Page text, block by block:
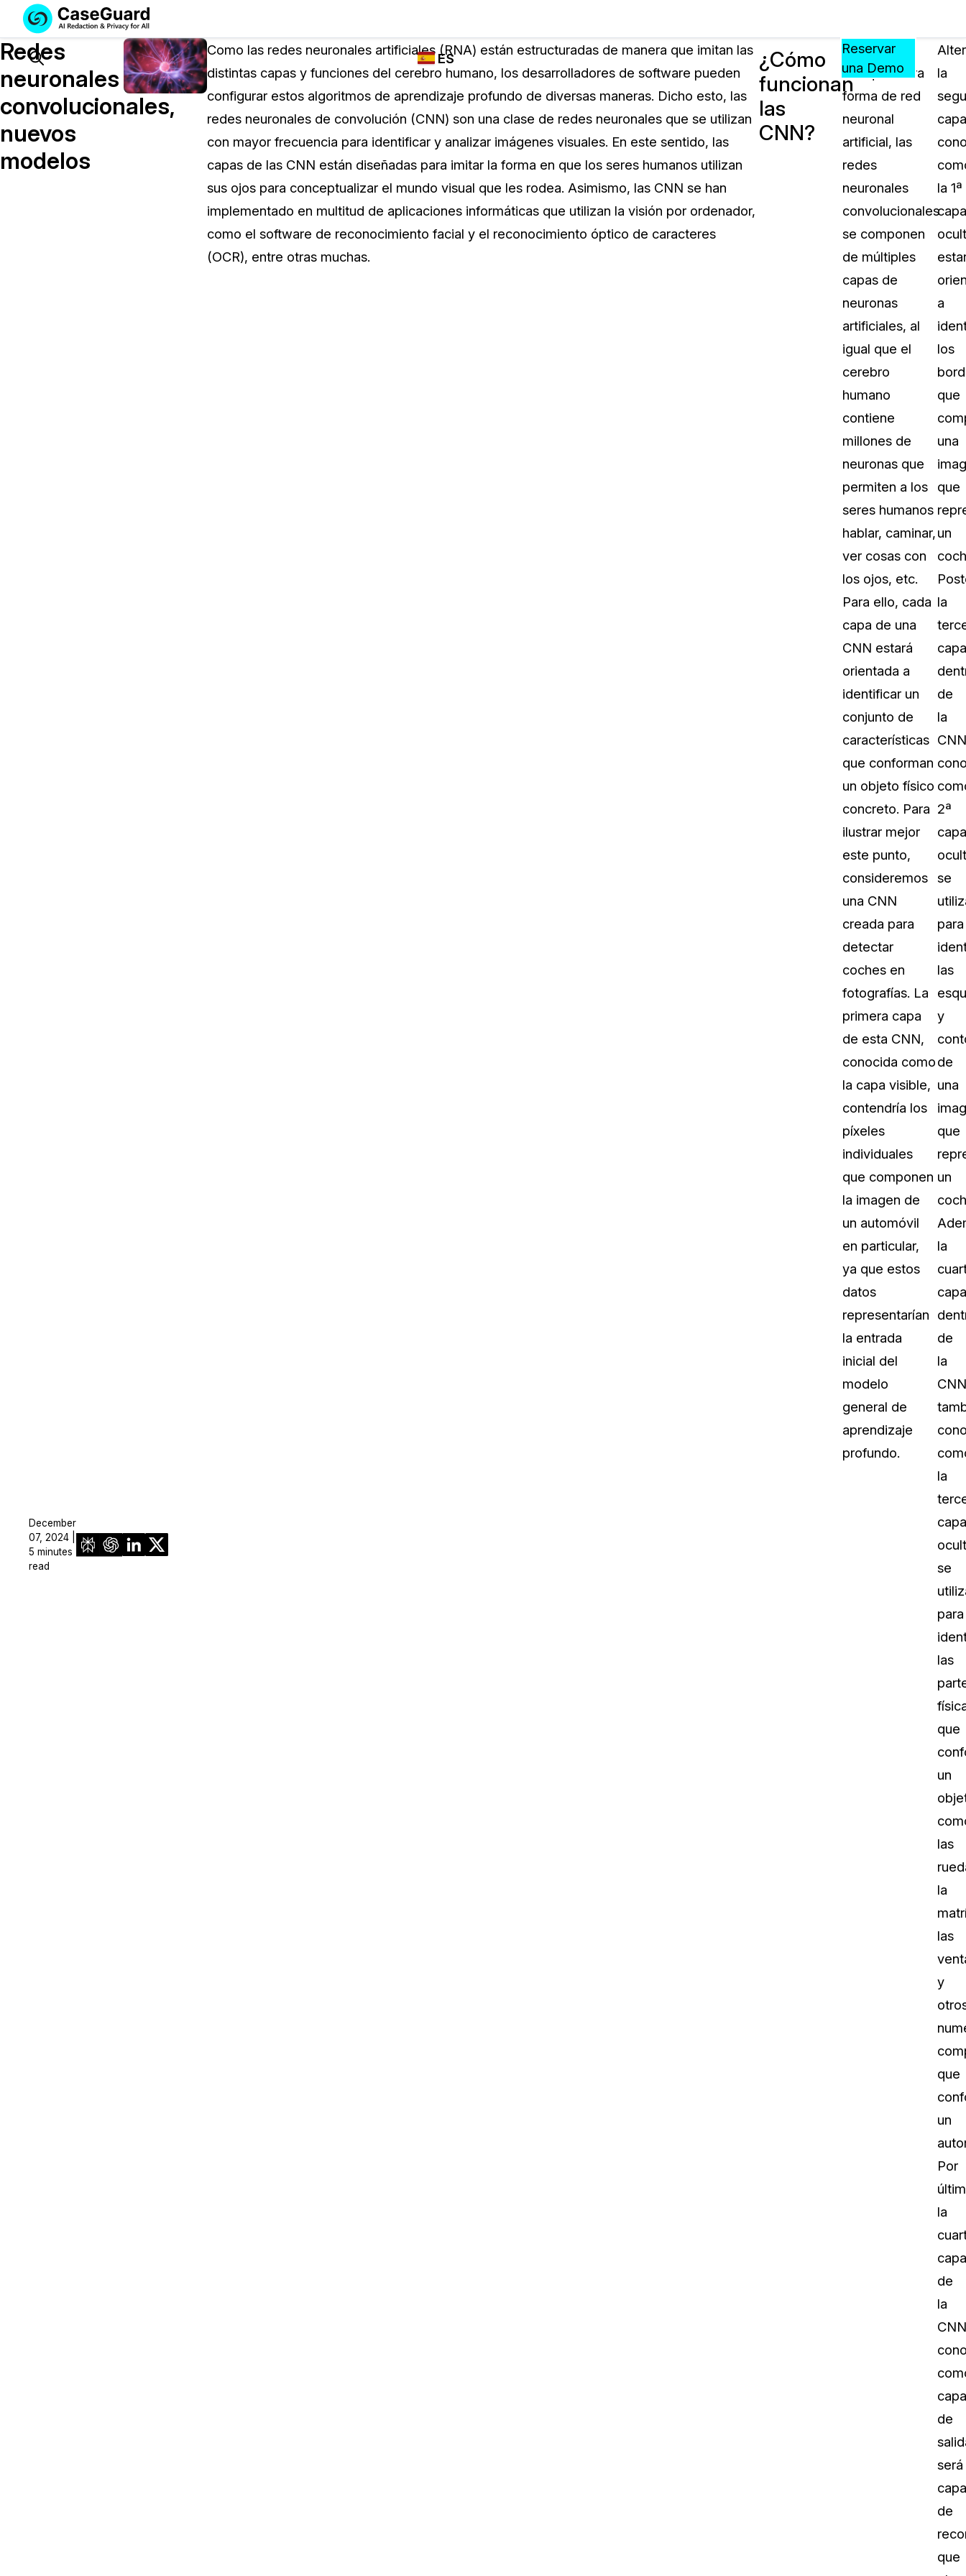
Servicios
SUSCRÍBASE
A
CASEGUARD
STUDIO
O
Licencia de CaseGuard Studio
Soluciones
FUNCIONES DE
TRANSCRIPCIÓN
Y TRADUCCIÓN
DE CASEGUARD
Redacción de vídeos
de notas y más con un solo clic desde una
cantidad ilimitada de videos
Redacción de documentos
Industrias
¿QUIÉN
CASEGUARD?
Transportación
La Atención Médica
PreciosRecursos
APRENDA,
CONECTE
Y
CREZCA
CASEGUARD
Preguntas Frecuentes
CaseGuard
Artículos
Redacte archivos de video con
algoritmo mejorado
Casos Practicos
sus necesidades de redacción
Centro de Ayuda
Obtenga respuestas a sus
CaseGuard
Videoteca
CaseGuard. Práctica nuevas
aprender
Recomendaciones
Historias sobre cómo nuestros
utilizan CaseGuard studio a diario
Más información sobre
Trabaja con nosotros
Únase a nuestro equipo y
construir el futuro de la redacción
Póngase en contacto con
Eventos
Search
ES
Español
Reservar
una Demo
Redes
neuronales
convolucionales,
nuevos
modelos
December
07, 2024 |
5 minutes
read
Como las redes neuronales artificiales (RNA) están estructuradas de manera que imitan las
distintas capas y funciones del cerebro humano, los desarrolladores de software pueden
configurar estos algoritmos de aprendizaje profundo de diversas maneras. Dicho esto, las
redes neuronales de convolución (CNN) son una clase de redes neuronales que se utilizan
con mayor frecuencia para identificar y analizar imágenes visuales. En este sentido, las
capas de las CNN están diseñadas para imitar la forma en que los seres humanos utilizan
sus ojos para conceptualizar el mundo visual que les rodea. Asimismo, las CNN se han
implementado en multitud de aplicaciones informáticas que utilizan la visión por ordenador,
como el software de reconocimiento facial y el reconocimiento óptico de caracteres
(OCR), entre otras muchas.
¿Cómo
funcionan
las
CNN?
Como
cualquier otra
forma de red
neuronal
artificial, las
redes
neuronales
convolucionales
se componen
de múltiples
capas de
neuronas
artificiales, al
igual que el
cerebro
humano
contiene
millones de
neuronas que
permiten a los
seres humanos
hablar, caminar,
ver cosas con
los ojos, etc.
Para ello, cada
capa de una
CNN estará
orientada a
identificar un
conjunto de
características
que conforman
un objeto físico
concreto. Para
ilustrar mejor
este punto,
consideremos
una CNN
creada para
detectar
coches en
fotografías. La
primera capa
de esta CNN,
conocida como
la capa visible,
contendría los
píxeles
individuales
que componen
la imagen de
un automóvil
en particular,
ya que estos
datos
representarían
la entrada
inicial del
modelo
general de
aprendizaje
profundo.
la
la 1ª
capa
a
los
que
una
que
un
la
capa
de
la
2ª
capa
se
para
las
y
de
una
que
un
la
capa
de
la
la
capa
se
para
las
que
un
las
la
las
y
que
un
Por
la
capa
de
la
capa
de
será
de
que